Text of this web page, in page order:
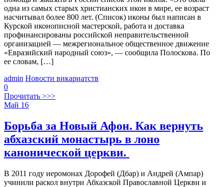
одна из самых старых христианских икон в мире, ее возраст
насчитывал более 800 лет. (Список) иконы был написан в
Курской иконописной мастерской, работа и доставка
профинансированы российской неправительственной
организацией — межрегиональное общественное движение
«Евразийский народный союз», — сообщила Полоскова. По
ее словам, […]
admin Новости викариатств
0
Прочитать >>>
Май 16
Борьба за Новый Афон. Как вернуть
абхазский монастырь в лоно
канонической церкви.
В 2011 году иеромонах Дорофей (Дбар) и Андрей (Ампар)
учинили раскол внутри Абхазской Православной Церкви и